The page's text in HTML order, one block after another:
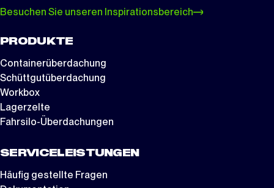
Besuchen Sie unseren Inspirationsbereich
PRODUKTE
Containerüberdachung
Schüttgutüberdachung
Workbox
Lagerzelte
Fahrsilo-Überdachungen
SERVICELEISTUNGEN
Häufig gestellte Fragen